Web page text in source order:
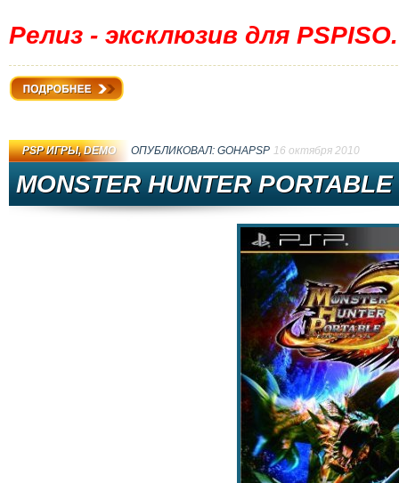
Релиз - эксклюзив для
PSP ИГРЫ,DEMO ОПУБЛИКОВАЛ: GOHAPSP 16 октября 2010
MONSTER HUNTER